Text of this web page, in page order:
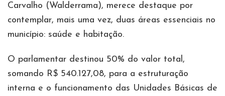
Carvalho (Walderrama), merece destaque por
contemplar, mais uma vez, duas áreas essenciais no
município: saúde e habitação.
O parlamentar destinou 50% do valor total,
somando R$ 540.127,08, para a estruturação
interna e o funcionamento das Unidades Básicas de